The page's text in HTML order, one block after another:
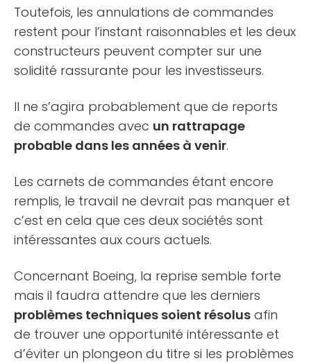
Toutefois, les annulations de commandes
restent pour l’instant raisonnables et les deux
constructeurs peuvent compter sur une
solidité rassurante pour les investisseurs.
Il ne s’agira probablement que de reports
de commandes avec un rattrapage
probable dans les années à venir.
Les carnets de commandes étant encore
remplis, le travail ne devrait pas manquer et
c’est en cela que ces deux sociétés sont
intéressantes aux cours actuels.
Concernant Boeing, la reprise semble forte
mais il faudra attendre que les derniers
problèmes techniques soient résolus afin
de trouver une opportunité intéressante et
d’éviter un plongeon du titre si les problèmes